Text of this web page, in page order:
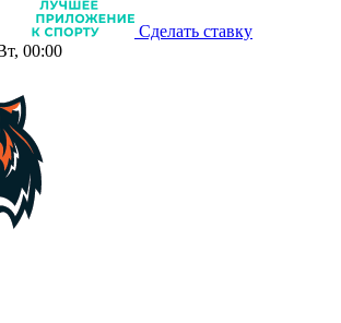
Сделать ставку
00:00